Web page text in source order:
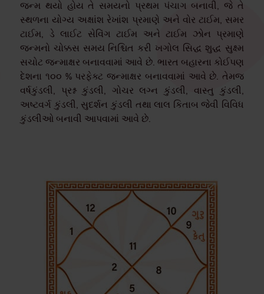
જન્મ થયો હોય તે સમયનો પ્રથમ પંચાગ બનાવી, જે તે
સ્થળના યોગ્ય અક્ષાંશ રેખાંશ પ્રમાણે અને વોર ટાઈમ, સમર
ટાઈમ, ડે લાઈટ સેવિંગ ટાઈમ અને ટાઈમ ઝોન પ્રમાણે
જન્મનો ચોક્કસ સમય નિશ્ચિત કરી ખગોલ સિદ્ધ શુદ્ધ સુક્ષ્મ
સચોટ જન્માક્ષર બનાવવામાં આવે છે. ભારત બહારના કોઈપણ
દેશના ૧૦૦ % પરફેક્ટ જન્માક્ષર બનાવવામાં આવે છે. તેમજ
વર્ષકુંડલી, પ્રશ્ન કુંડલી, ગોચર લગ્ન કુંડલી, વાસ્તુ કુંડલી,
અષ્ટવર્ગ કુંડલી, સુદર્શન કુંડલી તથા લાલ કિતાબ જેવી વિવિધ
કુંડલીઓ બનાવી આપવામાં આવે છે.